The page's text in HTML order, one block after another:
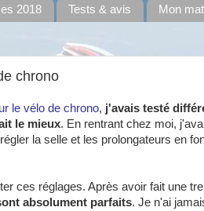
2018 Tests & avis Mon
chrono
le vélo de chrono, j'avais testé
le mieux. En rentrant chez moi,
la selle et les prolongateurs en
ces réglages. Après avoir fait une
absolument parfaits. Je n'ai